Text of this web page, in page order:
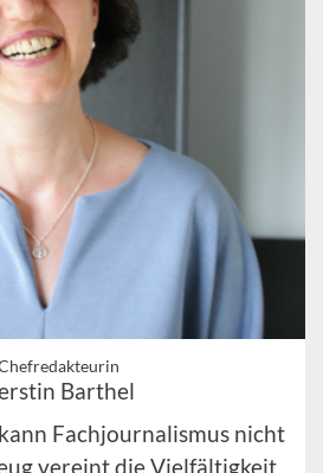
Barthel
Fachjournalismus nicht
vereint die Vielfältigkeit